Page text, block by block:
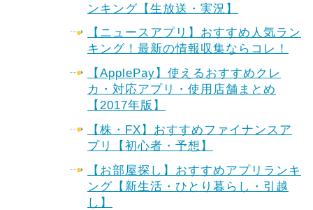
ンキング【生放送・実況】
【ニュースアプリ】おすすめ人気ラン
キング！最新の情報収集ならコレ！
【ApplePay】使えるおすすめクレ
カ・対応アプリ・使用店舗まとめ
【2017年版】
【株・FX】おすすめファイナンスア
プリ【初心者・予想】
【お部屋探し】おすすめアプリランキ
ング【新生活・ひとり暮らし・引越
し】